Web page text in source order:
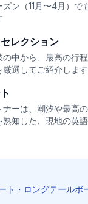
ン（11月〜4月）で
レクション
の中から、最高の行
厳選してご紹介します
ナーは、潮汐や最高
熟知した、現地の英
ト・ロングテールボ